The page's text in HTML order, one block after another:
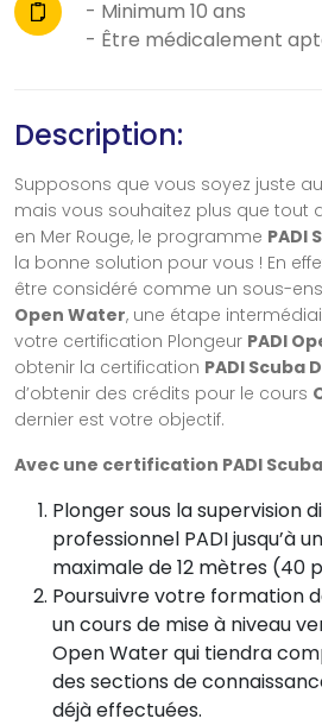
- Minimum 10 ans
- Être médicalement
Description:
Supposons que vous soyez juste
mais vous souhaitez plus que tout
en Mer Rouge, le programme PADI
la bonne solution pour vous ! En
être considéré comme un sous-
Open Water, une étape
votre certification Plongeur PADI
obtenir la certification PADI Scuba
d’obtenir des crédits pour le cours
dernier est votre objectif.
Avec une certification PADI
Plonger sous la supervision
professionnel PADI jusqu’à
maximale de 12 mètres (40
Poursuivre votre formation
un cours de mise à niveau
Open Water qui tiendra
des sections de
déjà effectuées.